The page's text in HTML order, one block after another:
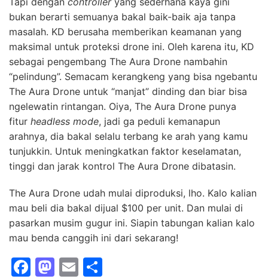
bukan berarti semuanya bakal baik-baik aja tanpa
masalah. KD berusaha memberikan keamanan yang
maksimal untuk proteksi drone ini. Oleh karena itu, KD
sebagai pengembang The Aura Drone nambahin
“pelindung”. Semacam kerangkeng yang bisa ngebantu
The Aura Drone untuk “manjat” dinding dan biar bisa
ngelewatin rintangan. Oiya, The Aura Drone punya
fitur headless mode, jadi ga peduli kemanapun
arahnya, dia bakal selalu terbang ke arah yang kamu
tunjukkin. Untuk meningkatkan faktor keselamatan,
tinggi dan jarak kontrol The Aura Drone dibatasin.
The Aura Drone udah mulai diproduksi, lho. Kalo kalian
mau beli dia bakal dijual $100 per unit. Dan mulai di
pasarkan musim gugur ini. Siapin tabungan kalian kalo
mau benda canggih ini dari sekarang!
F
M E